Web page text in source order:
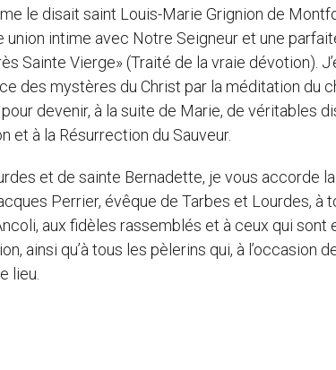
le disait saint Louis-Marie Grignion de
union intime avec Notre Seigneur et une
Sainte Vierge» (Traité de la vraie dévotion).
des mystères du Christ par la méditation du
devenir, à la suite de Marie, de véritables
et à la Résurrection du Sauveur.
et de sainte Bernadette, je vous accorde
Perrier, évêque de Tarbes et Lourdes, à
aux fidèles rassemblés et à ceux qui sont
ainsi qu’à tous les pèlerins qui, à l’occasion
lieu.